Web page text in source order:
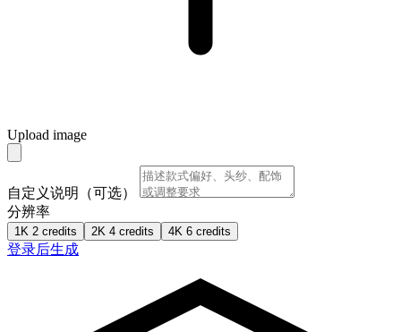
Upload image
自定义说明（可选）
分辨率
1K 2 credits 2K 4 credits 4K 6 credits
登录后生成